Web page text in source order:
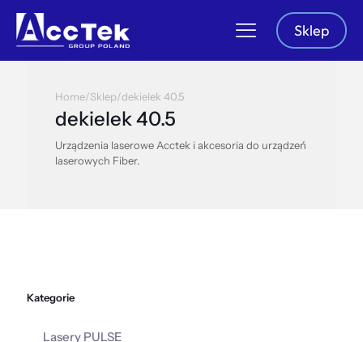
Sklep
Home/Sklep/dekielek 40.5
dekielek 40.5
Urządzenia laserowe Acctek i akcesoria do urządzeń
laserowych Fiber.
Kategorie
Lasery PULSE